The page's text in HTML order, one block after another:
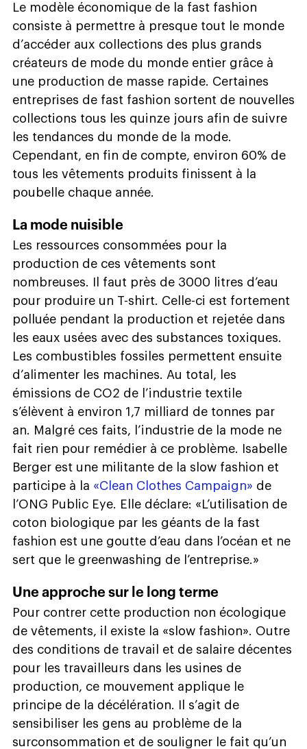
Le modèle économique de la fast fashion
consiste à permettre à presque tout le monde
d’accéder aux collections des plus grands
créateurs de mode du monde entier grâce à
une production de masse rapide. Certaines
entreprises de fast fashion sortent de nouvelles
collections tous les quinze jours afin de suivre
les tendances du monde de la mode.
Cependant, en fin de compte, environ 60% de
tous les vêtements produits finissent à la
poubelle chaque année.
La mode nuisible
Les ressources consommées pour la
production de ces vêtements sont
nombreuses. Il faut près de 3000 litres d’eau
pour produire un T-shirt. Celle-ci est fortement
polluée pendant la production et rejetée dans
les eaux usées avec des substances toxiques.
Les combustibles fossiles permettent ensuite
d’alimenter les machines. Au total, les
émissions de CO2 de l’industrie textile
s’élèvent à environ 1,7 milliard de tonnes par
an. Malgré ces faits, l’industrie de la mode ne
fait rien pour remédier à ce problème. Isabelle
Berger est une militante de la slow fashion et
participe à la «Clean Clothes Campaign» de
l’ONG Public Eye. Elle déclare: «L’utilisation de
coton biologique par les géants de la fast
fashion est une goutte d’eau dans l’océan et ne
sert que le greenwashing de l’entreprise.»
Une approche sur le long terme
Pour contrer cette production non écologique
de vêtements, il existe la «slow fashion». Outre
des conditions de travail et de salaire décentes
pour les travailleurs dans les usines de
production, ce mouvement applique le
principe de la décélération. Il s’agit de
sensibiliser les gens au problème de la
surconsommation et de souligner le fait qu’un